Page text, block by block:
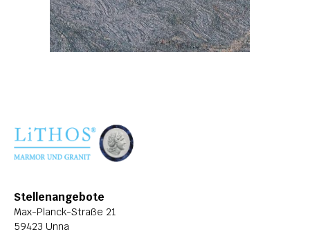
KONTAKT
ADRESSEN NIEDERLASSUNGEN
ÜBER LITHOS
HISTORIE
STELLENANGEBOTE
Stellenangebote
Max-Planck-Straße 21
59423 Unna